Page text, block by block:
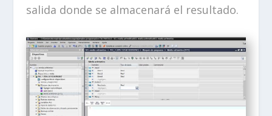
salida donde se almacenará el resultado.